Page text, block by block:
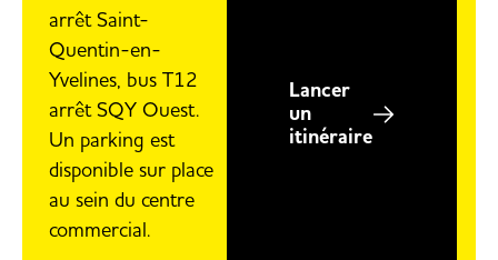
arrêt Saint-
Quentin-en-
Yvelines, bus T12
arrêt SQY Ouest.
Un parking est
disponible sur place
au sein du centre
commercial.
Lancer
un
itinéraire